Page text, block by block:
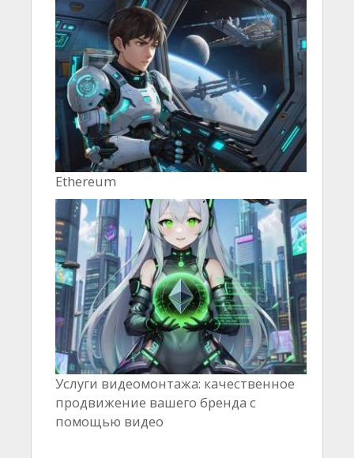
Ethereum
Услуги видеомонтажа: качественное
продвижение вашего бренда с
помощью видео